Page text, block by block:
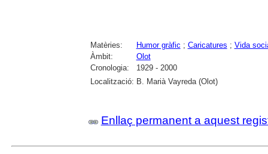
Matèries: Humor gràfic ; Caricatures ; Vida
Àmbit:
Olot
Cronologia:
1929 - 2000
Localització: B. Marià Vayreda (Olot)
Enllaç permanent a aquest